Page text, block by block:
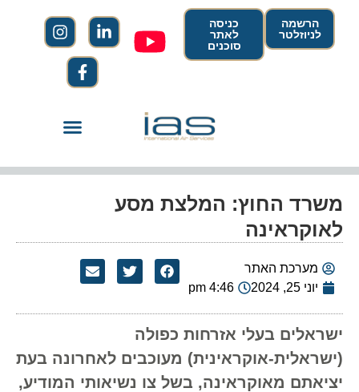
הרשמה
לניוזלטר
כניסה
לאתר
סוכנים
משרד החוץ: המלצת מסע
לאוקראינה
מערכת האתר
יוני 25, 2024
4:46 pm
ישראלים בעלי אזרחות כפולה
(ישראלית-אוקראינית) מעוכבים לאחרונה בעת
יציאתם מאוקראינה, בשל צו נשיאותי המודיע,